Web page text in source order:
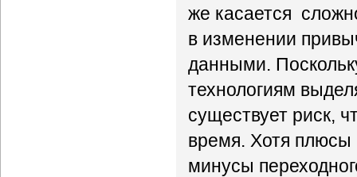
же касается
в изменении
данными.
технологиям
существует риск,
время. Хотя плюсы
минусы